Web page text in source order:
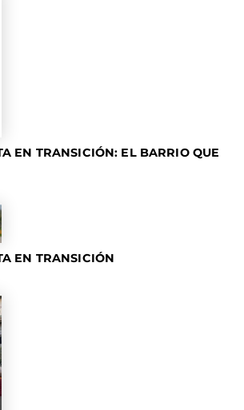
EN TRANSICIÓN: EL BARRIO QUE
EN TRANSICIÓN